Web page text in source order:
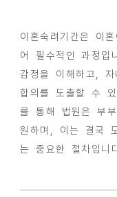
이혼숙려기간은 이
어 필수적인 과정입
감정을 이해하고,
합의를 도출할 수
를 통해 법원은 부
원하며, 이는 결국
는 중요한 절차입니